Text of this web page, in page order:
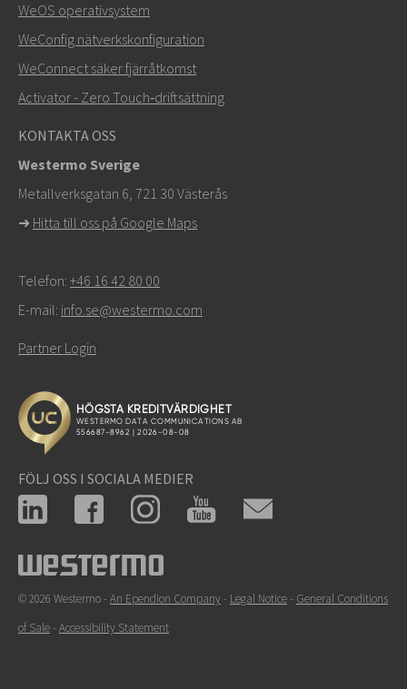
WeOS operativsystem
WeConfig nätverkskonfiguration
WeConnect säker fjärråtkomst
Activator - Zero Touch‑driftsättning
KONTAKTA OSS
Westermo Sverige
Metallverksgatan 6, 721 30 Västerås
➜ Hitta till oss på Google Maps
Telefon: +46 16 42 80 00
E-mail: info.se@westermo.com
Partner Login
FÖLJ OSS I SOCIALA MEDIER
© 2026 Westermo - An Ependion Company- Legal Notice- General Conditions
of Sale- Accessibility Statement